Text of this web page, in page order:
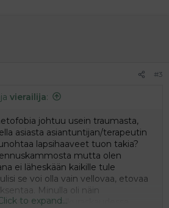
#3
vierailija:
johtuu usein traumasta,
asiasta asiantuntijan/terapeutin
lapsihaaveet tuon takia?
mutta olen
ei läheskään kaikille tule
se voi olla vain vellovaa, etovaa
Minulla oli näin
etenkin alkuraskaudessa.
to expand...